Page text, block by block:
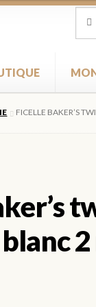
FICELLE BAKER’S